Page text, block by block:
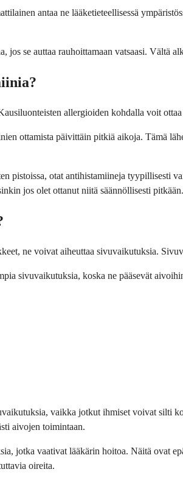
antaa ne lääketieteellisessä
se auttaa rauhoittamaan vatsaasi. Vältä
allergioiden kohdalla voit
ottamista päivittäin pitkiä aikoja. Tämä
pistoissa, otat antihistamiineja tyypillisesti
jos olet ottanut niitä säännöllisesti pitkään.
ne voivat aiheuttaa sivuvaikutuksia.
sivuvaikutuksia, koska ne pääsevät
vaikka jotkut ihmiset voivat silti
aivojen toimintaan.
jotka vaativat lääkärin hoitoa. Näitä ovat
oireita.